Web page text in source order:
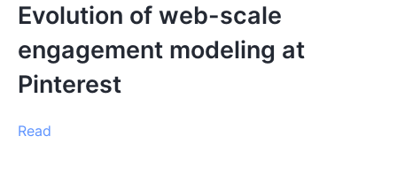
Evolution of web-scale
engagement modeling at
Pinterest
Read